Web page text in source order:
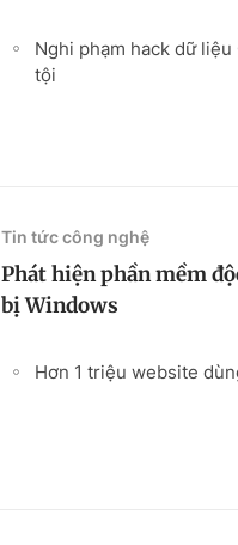
Nghi phạm hack dữ
tội
Tin tức công nghệ
Phát hiện phần mềm
bị Windows
Hơn 1 triệu website